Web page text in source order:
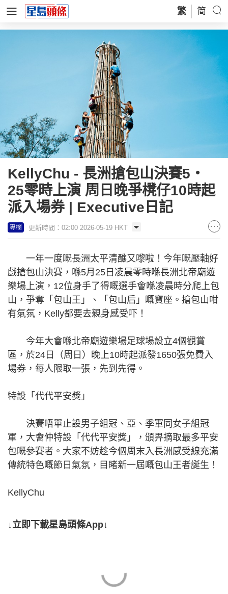
繁 简
KellyChu - 長洲搶包山決賽5‧
25零時上演 周日晚爭櫈仔10時起
派入場券 | Executive日記
專欄 更新時間：02:00 2026-05-19 HKT
一年一度嘅長洲太平清醮又嚟啦！今年嘅壓軸好
戲搶包山決賽，喺5月25日凌晨零時喺長洲北帝廟遊
樂場上演，12位身手了得嘅選手會喺凌晨時分爬上包
山，爭奪「包山王」、「包山后」嘅寶座。搶包山咁
有氣氛，Kelly都要去親身感受吓！
今年大會喺北帝廟遊樂場足球場設立4個觀賞
區，於24日（周日）晚上10時起派發1650張免費入
場券，每人限取一張，先到先得。
特設「代代平安獎」
決賽唔單止設男子組冠、亞、季軍同女子組冠
軍，大會仲特設「代代平安獎」，頒畀摘取最多平安
包嘅參賽者。大家不妨趁今個周末入長洲感受線充滿
傳統特色嘅節日氣氛，目睹新一屆嘅包山王者誕生！
KellyChu
↓立即下載星島頭條App↓